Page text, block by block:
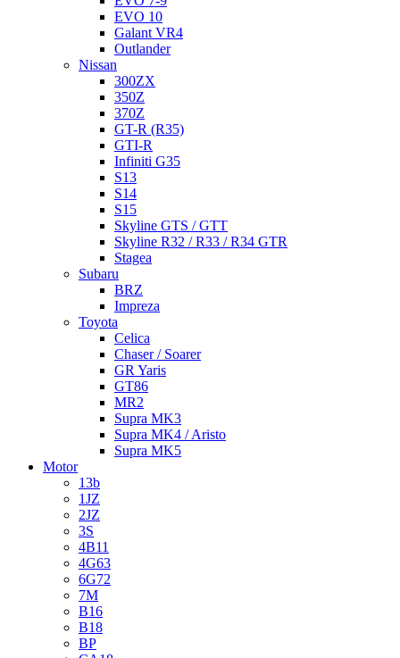
EVO 10
Galant VR4
Outlander
Nissan
300ZX
350Z
370Z
GT-R (R35)
GTI-R
Infiniti G35
S13
S14
S15
Skyline GTS / GTT
Skyline R32 / R33 / R34 GTR
Stagea
Subaru
BRZ
Impreza
Toyota
Celica
Chaser / Soarer
GR Yaris
GT86
MR2
Supra MK3
Supra MK4 / Aristo
Supra MK5
Motor
13b
1JZ
2JZ
3S
4B11
4G63
6G72
7M
B16
B18
BP